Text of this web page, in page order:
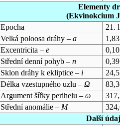
Elementy
(Ekvinokcium
Epocha
21.
Velká poloosa dráhy – a
Excentricita – e
Střední denní pohyb – n
Sklon dráhy k ekliptice – i
Délka vzestupného uzlu – Ω
Argument šířky perihelu – ω
Střední anomálie – M
Další